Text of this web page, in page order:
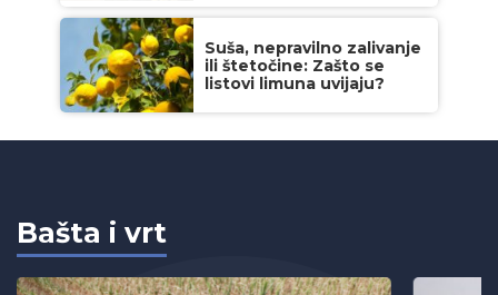
Suša, nepravilno zalivanje
ili štetočine: Zašto se
listovi limuna uvijaju?
Bašta i vrt